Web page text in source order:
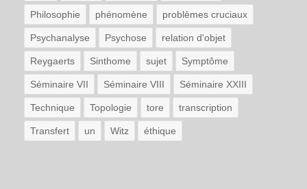
Philosophie phénomène problèmes cruciaux
Psychanalyse Psychose relation d'objet
Reygaerts Sinthome sujet Symptôme
Séminaire VII Séminaire VIII Séminaire XXIII
Technique Topologie tore transcription
Transfert un Witz éthique